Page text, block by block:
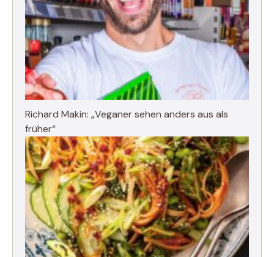
Richard Makin: „Veganer sehen anders aus als
früher“